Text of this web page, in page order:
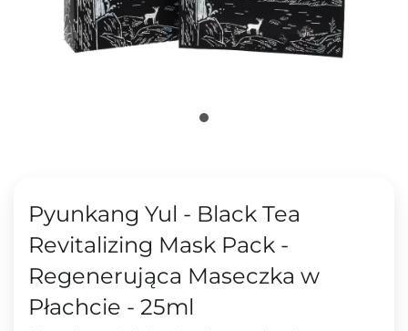
Pyunkang Yul - Black Tea
Revitalizing Mask Pack -
Regenerująca Maseczka w
Płachcie - 25ml